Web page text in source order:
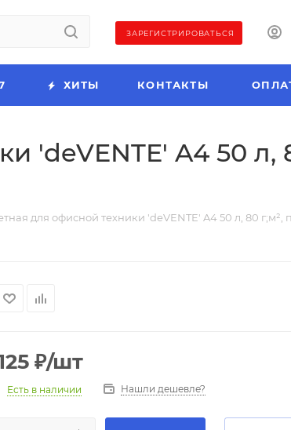
ЗАРЕГИСТРИРОВАТЬСЯ
ХИТЫ КОНТАКТЫ
'deVENTE' A4 50 л,
для офисной техники 'deVENTE' A4 50 л, 80 г;м²,
₽/шт
Есть в наличии Нашли дешевле?